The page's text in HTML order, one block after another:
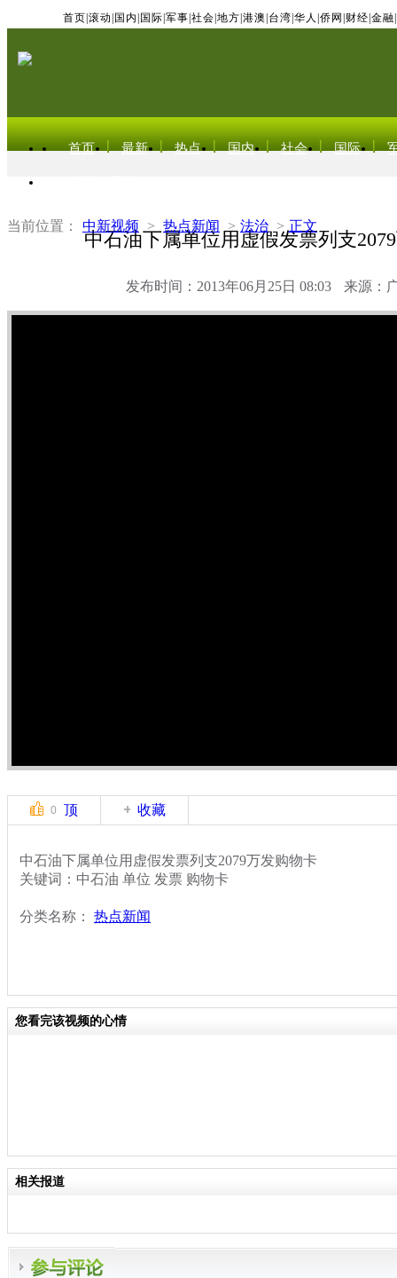
首页 滚动 国内 国际 军事 社会 地方 港澳 台湾 华人 侨网 财经 金融
首页 最新 热点 国内 社会 国际
当前位置： 中新视频 > 热点新闻 > 法治 > 正文
中石油下属单位用虚假发票列支
发布时间：2013年06月25日 08:03 来源：
0 顶 收藏
中石油下属单位用虚假发票列支2079万发购物卡
关键词：中石油 单位 发票 购物卡
分类名称： 热点新闻
您看完该视频的心情
相关报道